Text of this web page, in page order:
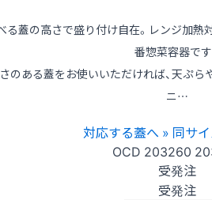
る蓋の高さで盛り付け自在。レンジ加熱
番惣菜容器です
のある蓋をお使いいただければ、天ぷら
ニ…
対応する蓋へ » 同サ
OCD 203260
受発注
受発注